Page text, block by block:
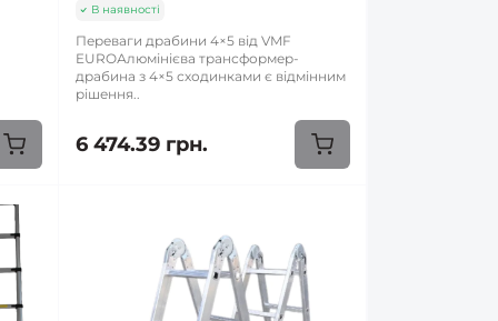
В наявності
Переваги драбини 4×5 від VMF
EUROАлюмінієва трансформер-
драбина з 4×5 сходинками є відмінним
рішення..
6 474.39 грн.